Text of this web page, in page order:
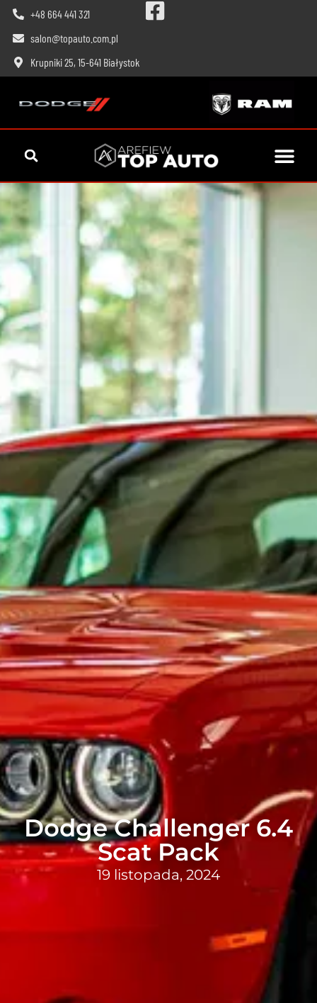
+48 664 441 321
salon@topauto.com.pl
Krupniki 25, 15-641 Białystok
Dodge Challenger 6.4
Scat Pack
19 listopada, 2024